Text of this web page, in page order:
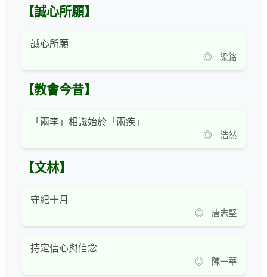
【誠心所願】
誠心所願
◎ 梁銘
【教會今昔】
「兩李」相識始於「兩疾」
◎ 浩然
【文林】
守紀十月
◎ 唐志堅
持定信心與信念
◎ 陳一華